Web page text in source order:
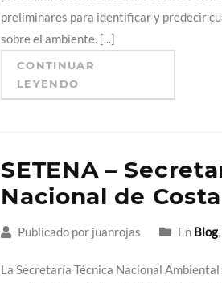
preliminares para identificar y predecir
sobre el ambiente. [...]
CONTINUAR
LEYENDO
SETENA –
Nacional de
Publicado por juanrojas En Blog
La Secretaría Técnica Nacional Ambiental